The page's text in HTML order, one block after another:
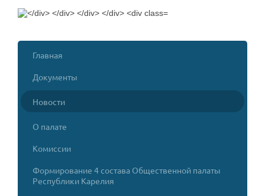
Главная
Документы
Новости
О палате
Комиссии
Формирование 4 состава Общественной палаты
Республики Карелия